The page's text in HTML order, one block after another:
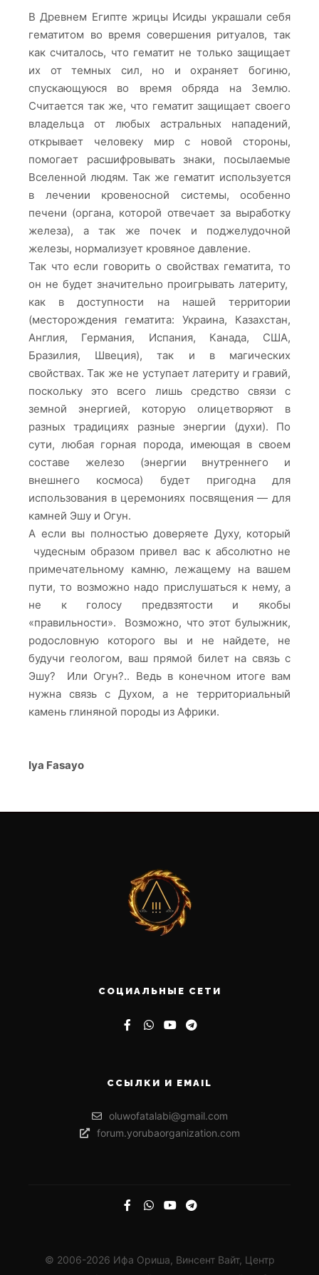
В Древнем Египте жрицы Исиды украшали себя
гематитом во время совершения ритуалов, так
как считалось, что гематит не только защищает
их от темных сил, но и охраняет богиню,
спускающуюся во время обряда на Землю.
Считается так же, что гематит защищает своего
владельца от любых астральных нападений,
открывает человеку мир с новой стороны,
помогает расшифровывать знаки, посылаемые
Вселенной людям. Так же гематит используется
в лечении кровеносной системы, особенно
печени (органа, которой отвечает за выработку
железа), а так же почек и поджелудочной
железы, нормализует кровяное давление.
Так что если говорить о свойствах гематита, то
он не будет значительно проигрывать латериту,
как в доступности на нашей территории
(месторождения гематита: Украина, Казахстан,
Англия, Германия, Испания, Канада, США,
Бразилия, Швеция), так и в магических
свойствах. Так же не уступает латериту и гравий,
поскольку это всего лишь средство связи с
земной энергией, которую олицетворяют в
разных традициях разные энергии (духи). По
сути, любая горная порода, имеющая в своем
составе железо (энергии внутреннего и
внешнего космоса) будет пригодна для
использования в церемониях посвящения — для
камней Эшу и Огун.
А если вы полностью доверяете Духу, который
чудесным образом привел вас к абсолютно не
примечательному камню, лежащему на вашем
пути, то возможно надо прислушаться к нему, а
не к голосу предвзятости и якобы
«правильности». Возможно, что этот булыжник,
родословную которого вы и не найдете, не
будучи геологом, ваш прямой билет на связь с
Эшу? Или Огун?.. Ведь в конечном итоге вам
нужна связь с Духом, а не территориальный
камень глиняной породы из Африки.
Iya Fasayo
СОЦИАЛЬНЫЕ СЕТИ
ССЫЛКИ И EMAIL
oluwofatalabi@gmail.com
forum.yorubaorganization.com
© 2006-2026 Ифа Ориша, Винсент Вайт, Центр